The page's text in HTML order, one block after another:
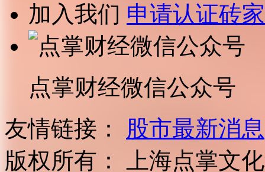
加入我们 申请认证砖家
点掌财经微信公众号
友情链接：
股市最新消息
版权所有：
上海点掌文